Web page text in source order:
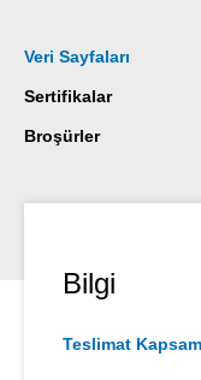
Veri Sayfaları
Sertifikalar
Broşürler
Bilgi
Teslimat